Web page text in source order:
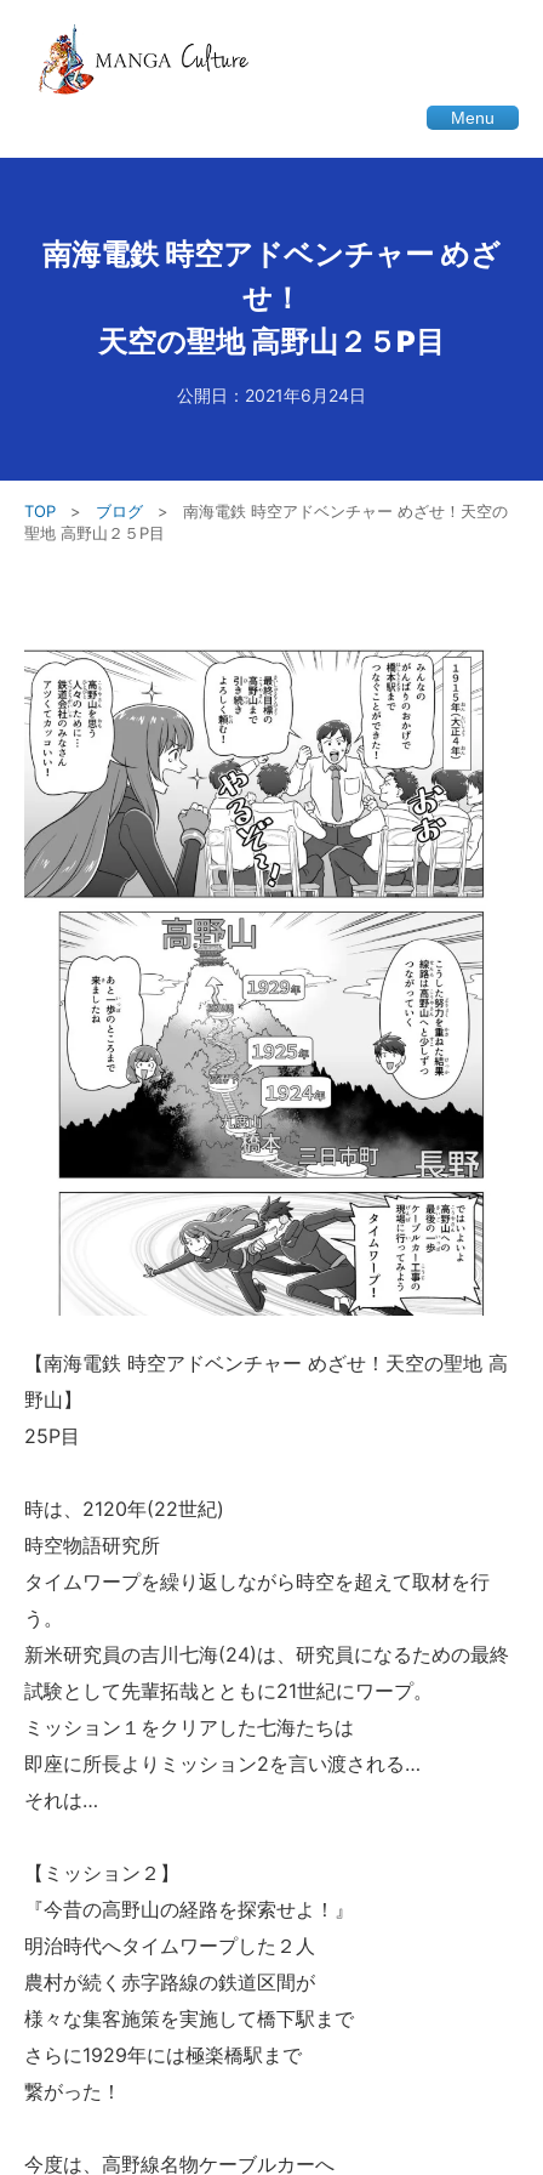
Menu
南海電鉄 時空アドベンチャー めざ
せ！
天空の聖地 高野山２５P目
公開日：2021年6月24日
TOP > ブログ >
南海電鉄 時空アドベンチャー めざせ！天空の
聖地 高野山２５P目
【南海電鉄 時空アドベンチャー めざせ！天空の聖地 高
野山】
25P目
時は、2120年(22世紀)
時空物語研究所
タイムワープを繰り返しながら時空を超えて取材を行
う。
新米研究員の吉川七海(24)は、研究員になるための最終
試験として先輩拓哉とともに21世紀にワープ。
ミッション１をクリアした七海たちは
即座に所長よりミッション2を言い渡される…
それは…
【ミッション２】
『今昔の高野山の経路を探索せよ！』
明治時代へタイムワープした２人
農村が続く赤字路線の鉄道区間が
様々な集客施策を実施して橋下駅まで
さらに1929年には極楽橋駅まで
繋がった！
今度は、高野線名物ケーブルカーへ